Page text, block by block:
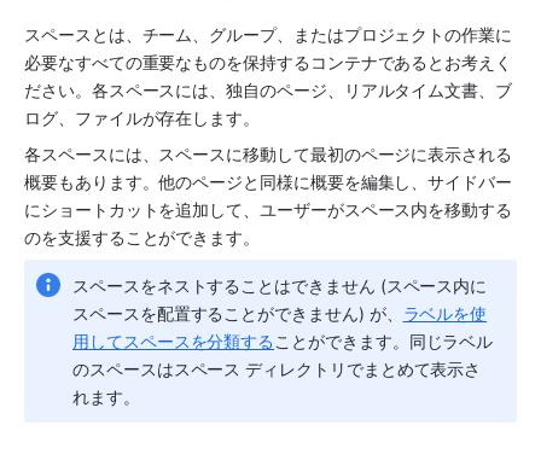
スペースとは、チーム、グループ、またはプロジェクトの作業に
必要なすべての重要なものを保持するコンテナであるとお考えく
ださい。各スペースには、独自のページ、リアルタイム文書、ブ
ログ、ファイルが存在します。
各スペースには、スペースに移動して最初のページに表示される
概要もあります。他のページと同様に概要を編集し、サイドバー
にショートカットを追加して、ユーザーがスペース内を移動する
スペースをネストすることはできません (スペース内に
スペースを配置することができません) が、 ラベルを使
用してスペースを分類する ことができます。同じラベル
のスペースはスペース ディレクトリでまとめて表示さ
れます。